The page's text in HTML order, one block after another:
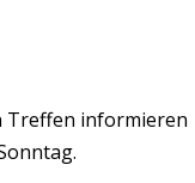
Treffen informieren